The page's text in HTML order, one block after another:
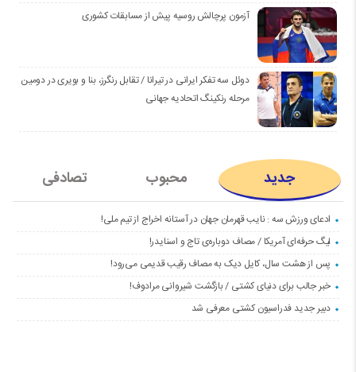
آزمون پرچالش روسیه پیش از مسابقات کشوری
دوئل سه تفکر ایرانی در تیرانا / تقابل رنگرز، بنا و بویری در دومین
مرحله رنکینگ اتحادیه جهانی
جدید محبوب تصادفی
ادعای ورزش سه : نایب قهرمان جهان در آستانه اخراج از تیم ملی!
لیگ حرفه‌ای آمریکا / مصاف دوباره‌ی تاج و اسنایدر!
پس از هشت سال، کایل دیک به مصاف رقیب قدیمی می‌رود!
خبر جالب برای دنیای کشتی / بازگشت شیروانی مرادوف!
دبیر جدید فدراسیون کشتی معرفی شد